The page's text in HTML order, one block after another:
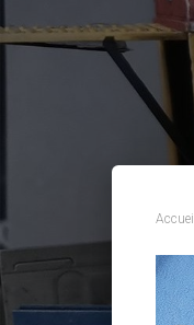
Accueil